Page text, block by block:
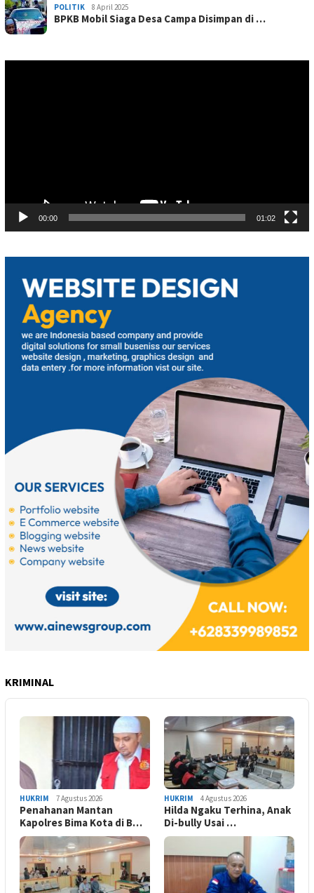
POLITIK 8 April 2025
BPKB Mobil Siaga Desa Campa Disimpan di …
00:00 01:02
KRIMINAL
HUKRIM 7 Agustus 2026
Penahanan Mantan
Kapolres Bima Kota di B…
HUKRIM 4 Agustus 2026
Hilda Ngaku Terhina, Anak
Di-bully Usai …